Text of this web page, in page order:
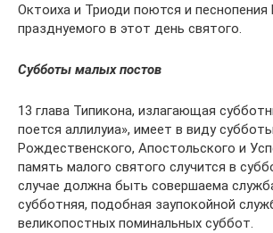
Октоиха и Триоди поются и песнопения
празднуемого в этот день святого.
Субботы малых постов
13 глава Типикона, излагающая
поется аллилуиа», имеет в виду
Рождественского, Апостольского и
память малого святого случится в
случае должна быть совершаема
субботняя, подобная заупокойной
великопостных поминальных суббот.